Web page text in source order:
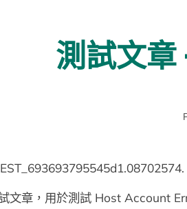
測試文
文章，用於測試 Host Account